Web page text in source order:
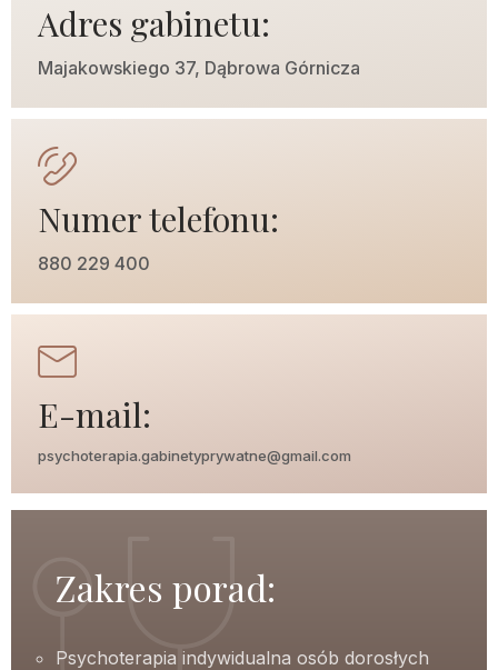
Adres gabinetu:
Majakowskiego 37, Dąbrowa Górnicza
Numer telefonu:
880 229 400
E-mail:
psychoterapia.gabinetyprywatne@gmail.com
Zakres porad:
Psychoterapia indywidualna osób dorosłych